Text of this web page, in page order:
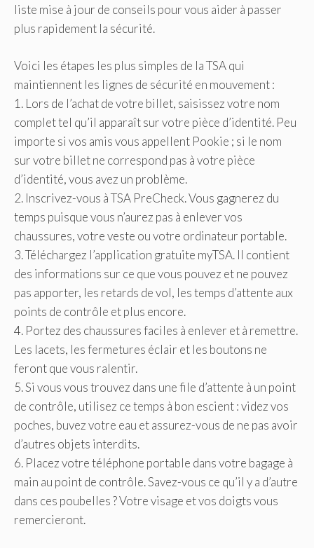
liste mise à jour de conseils pour vous aider à passer
plus rapidement la sécurité.
Voici les étapes les plus simples de la TSA qui
maintiennent les lignes de sécurité en mouvement :
1. Lors de l’achat de votre billet, saisissez votre nom
complet tel qu’il apparaît sur votre pièce d’identité. Peu
importe si vos amis vous appellent Pookie ; si le nom
sur votre billet ne correspond pas à votre pièce
d’identité, vous avez un problème.
2. Inscrivez-vous à TSA PreCheck. Vous gagnerez du
temps puisque vous n’aurez pas à enlever vos
chaussures, votre veste ou votre ordinateur portable.
3. Téléchargez l’application gratuite myTSA. Il contient
des informations sur ce que vous pouvez et ne pouvez
pas apporter, les retards de vol, les temps d’attente aux
points de contrôle et plus encore.
4. Portez des chaussures faciles à enlever et à remettre.
Les lacets, les fermetures éclair et les boutons ne
feront que vous ralentir.
5. Si vous vous trouvez dans une file d’attente à un point
de contrôle, utilisez ce temps à bon escient : videz vos
poches, buvez votre eau et assurez-vous de ne pas avoir
d’autres objets interdits.
6. Placez votre téléphone portable dans votre bagage à
main au point de contrôle. Savez-vous ce qu’il y a d’autre
dans ces poubelles ? Votre visage et vos doigts vous
remercieront.